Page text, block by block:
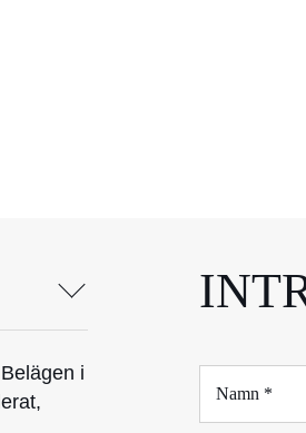
i
m